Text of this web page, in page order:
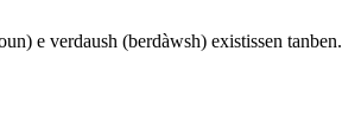
e verdaush (berdàwsh) existissen tanben.